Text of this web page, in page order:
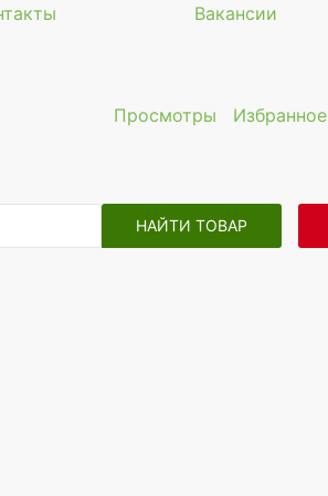
Вакансии
Просмотры Избранное
НАЙТИ ТОВАР